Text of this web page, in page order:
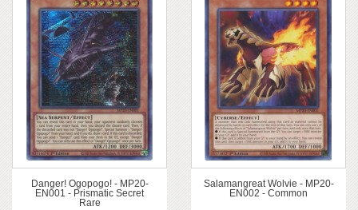
Danger! Ogopogo! - MP20-
EN001 - Prismatic Secret
Rare
Salamangreat Wolvie - MP20-
EN002 - Common